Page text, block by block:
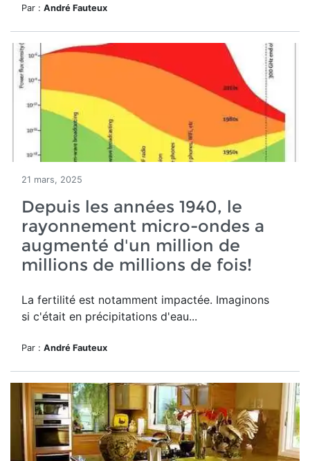
Par : André Fauteux
21 mars, 2025
Depuis les années 1940, le
rayonnement micro-ondes a
augmenté d'un million de
millions de millions de fois!
La fertilité est notamment impactée. Imaginons
si c'était en précipitations d'eau...
Par : André Fauteux